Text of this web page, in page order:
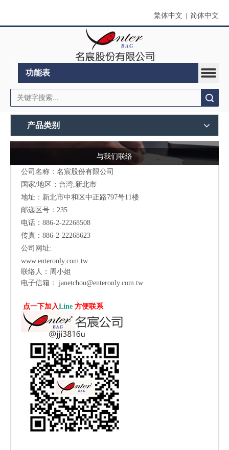
繁体中文 简体中文
功能表
产品类别
与我们联络
公司名称：名宸股份有限公司
国家/地区：台湾,新北市
地址：新北市中和区中正路797号11楼
邮递区号：235
电话：886-2-22268508
传真：886-2-22268623
公司网址:
www.enteronly.com.tw
联络人：周小姐
电子信箱： janetchou@enteronly.com.tw
点一下加入Line 方便联系